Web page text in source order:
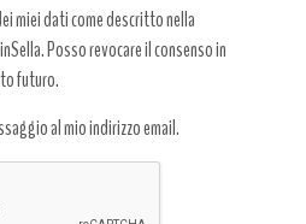
miei dati come descritto nella
Posso revocare il consenso in
futuro.
al mio indirizzo email.